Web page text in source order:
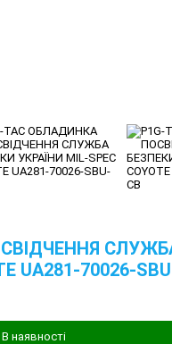
UA281-70026-
В наявності